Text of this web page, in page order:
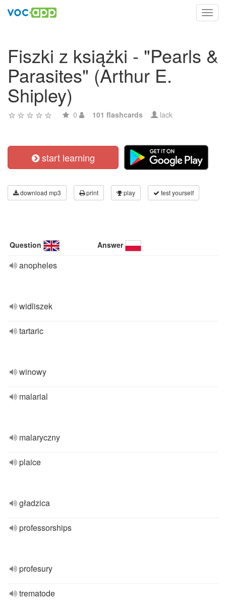
Fiszki z książki - "Pearls &
Parasites" (Arthur E.
Shipley)
0 101 flashcards lack
start learning
download mp3 print play test yourself
Question Answer
anopheles
widliszek
tartaric
winowy
malarial
malaryczny
plaice
gładzica
professorships
profesury
trematode